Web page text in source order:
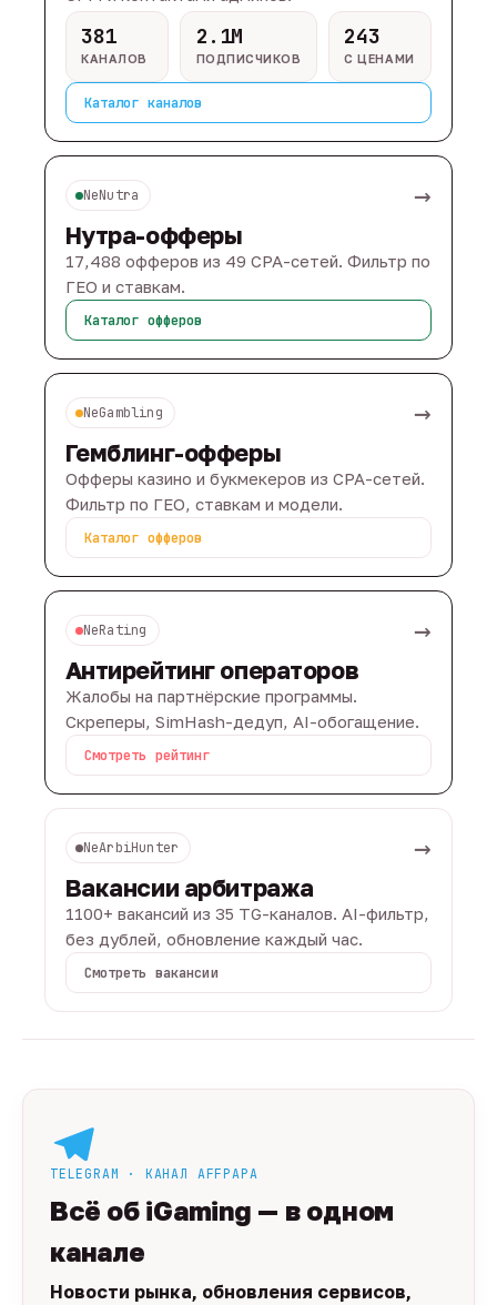
381
КАНАЛОВ
2.1M
ПОДПИСЧИКОВ
243
С ЦЕНАМИ
Каталог каналов
NeNutra →
Нутра-офферы
17,488 офферов из 49 CPA-сетей. Фильтр по
ГЕО и ставкам.
Каталог офферов
NeGambling →
Гемблинг-офферы
Офферы казино и букмекеров из CPA-сетей.
Фильтр по ГЕО, ставкам и модели.
Каталог офферов
NeRating →
Антирейтинг операторов
Жалобы на партнёрские программы.
Скреперы, SimHash-дедуп, AI-обогащение.
Смотреть рейтинг
NeArbiHunter →
Вакансии арбитража
1100+ вакансий из 35 TG-каналов. AI-фильтр,
без дублей, обновление каждый час.
Смотреть вакансии
TELEGRAM · КАНАЛ AFFPAPA
Всё об iGaming — в одном
канале
Новости рынка, обновления сервисов,